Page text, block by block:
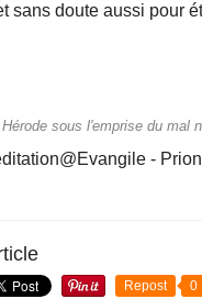
sans doute aussi pour
Hérode sous l'emprise du mal
-
Repost 0